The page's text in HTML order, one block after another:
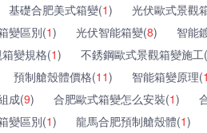
基礎合肥美式箱變(1)
光伏歐式景觀
變區別(1) 光伏智能箱變(8)
智能
變規格(1)
不銹鋼歐式景觀箱變施工(
預制艙殼體價格(11) 智能箱變原理(
成(9) 合肥歐式箱變怎么安裝(1)
變區別(1) 龍馬合肥預制艙殼體(1)